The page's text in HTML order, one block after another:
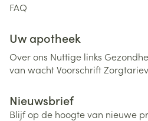
FAQ
Uw apotheek
Over ons Nuttige links
van wachtVoorschrift
Nieuwsbrief
Blijf op de hoogte van nieuwe